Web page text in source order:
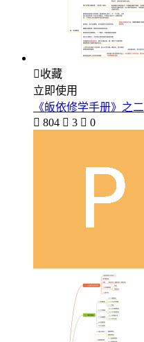
收藏
立即使用
《皈依修学手册》之二
 804  3  0